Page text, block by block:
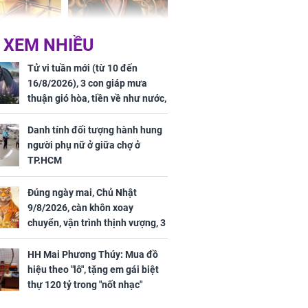
nay,
2026: Tăng
triệu
'Bách Hoa Sát' vừa kết
thúc, Mạnh Tử Nghĩa
đã vướng tranh luận
cuối
lịch, 3 con
phát Tài
trăm bề,
Phượng
trọn cơ
NHIỀU
Tử vi tuần mới (từ 10 đến
16/8/2026), 3 con giáp mưa
thuận gió hòa, tiền về như nước,
bạc vàng dư dả, Phú Quý Vinh
Hoa, vận trình khai sáng
Danh tính đối tượng hành hung
người phụ nữ ở giữa chợ ở
TP.HCM
Đúng ngày mai, Chủ Nhật
9/8/2026, càn khôn xoay
chuyển, vận trình thịnh vượng, 3
con giáp nhận phúc khí nhà trời,
tình tiền đỏ như son, vận may
hanh thông
HH Mai Phương Thúy: Mua đồ
hiệu theo "lô", tặng em gái biệt
thự 120 tỷ trong "nốt nhạc"